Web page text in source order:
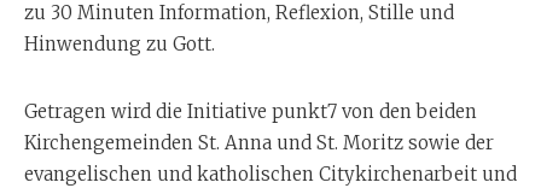
zu 30 Minuten Information, Reflexion, Stille und
Hinwendung zu Gott.
Getragen wird die Initiative punkt7 von den beiden
Kirchengemeinden St. Anna und St. Moritz sowie der
evangelischen und katholischen Citykirchenarbeit und